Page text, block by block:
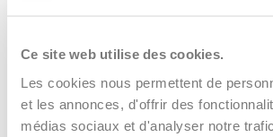
Ce site web utilise des cookies.
Les cookies nous permettent de
et les annonces, d'offrir des
médias sociaux et d'analyser notre